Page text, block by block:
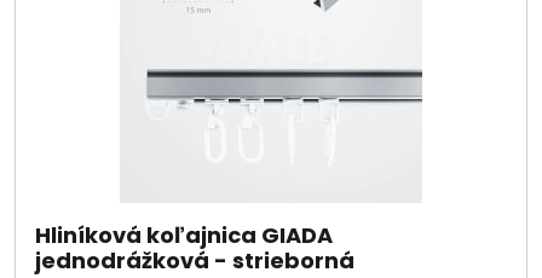
Hliníková koľajnica GIADA
jednodrážková - strieborná